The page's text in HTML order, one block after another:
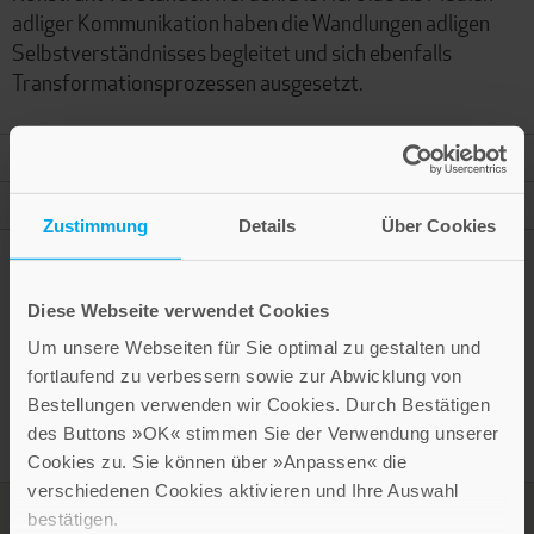
Zustimmung Details Über Cookies
Diese Webseite verwendet Cookies
Um unsere Webseiten für Sie optimal zu gestalten und
fortlaufend zu verbessern sowie zur Abwicklung von
Bestellungen verwenden wir Cookies. Durch Bestätigen
des Buttons »OK« stimmen Sie der Verwendung unserer
Cookies zu. Sie können über »Anpassen« die
verschiedenen Cookies aktivieren und Ihre Auswahl
bestätigen.
adliger Kommunikation haben die Wandlungen adligen
Selbstverständnisses begleitet und sich ebenfalls
Transformationsprozessen ausgesetzt.
Presseinformation drucken